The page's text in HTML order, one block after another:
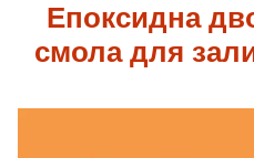
Епоксидна
смола для